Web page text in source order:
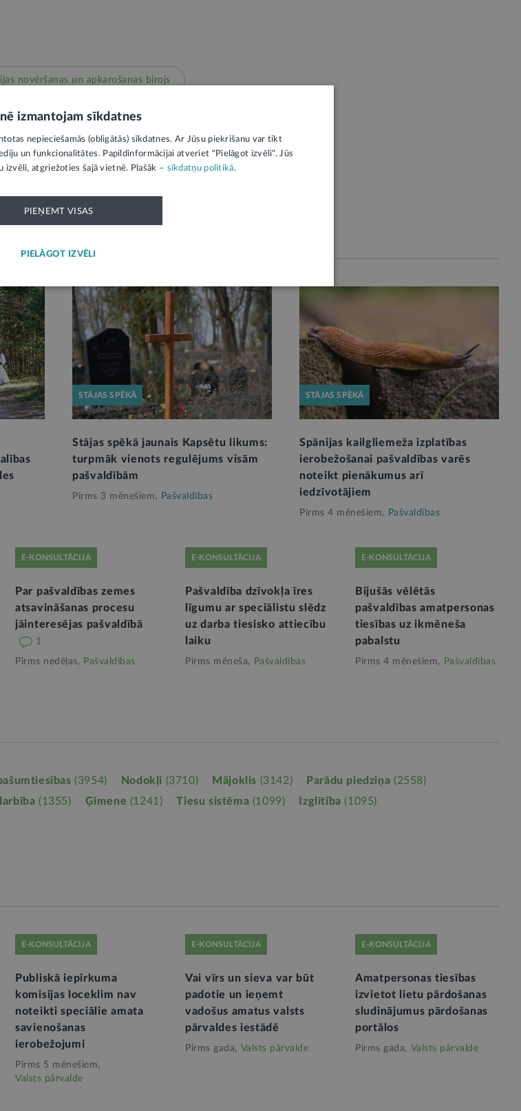
novēršanas un apkarošanas birojs
KOMENTĀRU
STĀJAS SPĒKĀ
Stājas spēkā jaunais Kapsētu likums:
turpmāk vienots regulējums visām
pašvaldībām
Pirms 3 mēnešiem, Pašvaldības
STĀJAS SPĒKĀ
Spānijas kailgliemeža izplatības
ierobežošanai pašvaldības varēs
noteikt pienākumus arī
iedzīvotājiem
Pirms 4 mēnešiem, Pašvaldības
E-KONSULTĀCIJA
Par pašvaldības zemes
atsavināšanas procesu
jāinteresējas pašvaldībā
1
Pirms nedēļas, Pašvaldības
E-KONSULTĀCIJA
Pašvaldība dzīvokļa īres
līgumu ar speciālistu slēdz
uz darba tiesisko attiecību
laiku
Pirms mēneša, Pašvaldības
E-KONSULTĀCIJA
Bijušās vēlētās
pašvaldības amatpersonas
tiesības uz ikmēneša
pabalstu
Pirms 4 mēnešiem, Pašvaldības
(3954) Nodokļi (3710) Mājoklis (3142) Parādu piedziņa (2558)
(1355) Ģimene (1241) Tiesu sistēma (1099) Izglītība (1095)
E-KONSULTĀCIJA
Publiskā iepirkuma
komisijas loceklim nav
noteikti speciālie amata
savienošanas
ierobežojumi
Pirms 5 mēnešiem,
Valsts pārvalde
E-KONSULTĀCIJA
Vai vīrs un sieva var būt
padotie un ieņemt
vadošus amatus valsts
pārvaldes iestādē
Pirms gada, Valsts pārvalde
E-KONSULTĀCIJA
Amatpersonas tiesības
izvietot lietu pārdošanas
sludinājumus pārdošanas
portālos
Pirms gada, Valsts pārvalde
izmantojam sīkdatnes
nepieciešamās (obligātās) sīkdatnes. Ar Jūsu piekrišanu var tikt
un funkcionalitātes. Papildinformācijai atveriet "Pielāgot izvēli". Jūs
izvēli, atgriežoties šajā vietnē. Plašāk – sīkdatņu politikā.
PIEŅEMT VISAS
PIELĀGOT IZVĒLI